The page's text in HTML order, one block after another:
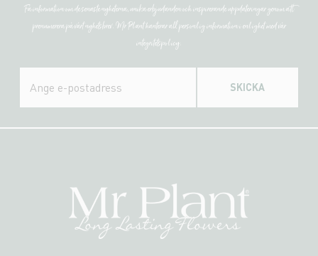
Få information om de senaste nyheterna, unika erbjudanden och inspirerande uppdateringar genom att
prenumerera på vårt nyhetsbrev. Mr Plant hanterar all personlig information i enlighet med vår
integritetspolicy.
SKICKA